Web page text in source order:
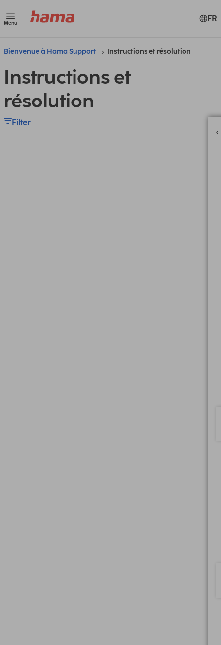
Menu FR
Bienvenue à Hama Support Instructions et résolution
Instructions et
résolution
Filter